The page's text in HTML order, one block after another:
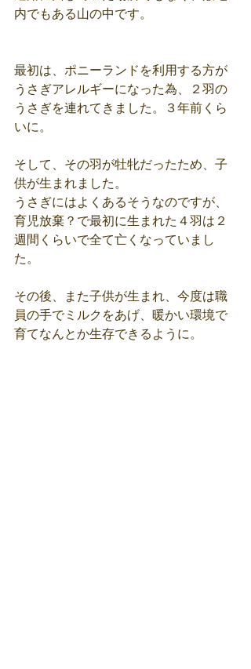
内でもある山の中です。
最初は、ポニーランドを利用する方が
うさぎアレルギーになった為、２羽の
うさぎを連れてきました。３年前くら
いに。
そして、その羽が牡牝だったため、子
供が生まれました。
うさぎにはよくあるそうなのですが、
育児放棄？で最初に生まれた４羽は２
週間くらいで全て亡くなっていまし
た。
その後、また子供が生まれ、今度は職
員の手でミルクをあげ、暖かい環境で
育てなんとか生存できるように。